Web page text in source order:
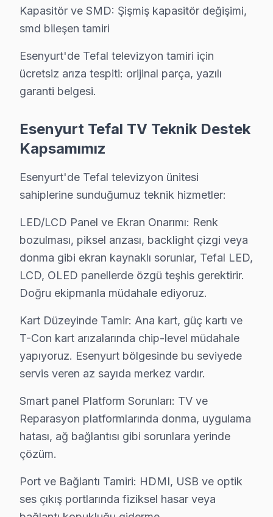
Talatpaşa'da Tefal TV Servisi
Talatpaşa Mahallesi, geniş konut yelpazesi ile dikkat
Turgut Özal'da Tefal TV Servisi
Turgut Özal Mahallesi, hem tarihsel hem de modern
Üçevler Mahallesi, genç nüfusun yoğun olduğu bir
Yenikent Mahallesi, ailelerin bir arada yaşadığı
Yeşilkent Mahallesi, sakin bir yaşam sunarken,
Yunus Emre'de Tefal TV Servisi
Yunus Emre Mahallesi, canlı sosyal etkinlikleriyle
Zafer'de Tefal TV Servisi
Zafer Mahallesi, yaşayanlarına geniş bir aile
Tefal Teknoloji Evrimi ve Tamir Gereklilikleri
Panel veya ekran değişimi, örneğin, 32 inçlik bir
Tüm bu fiyatları etkileyen faktörler arasında garanti
Esenyurt’un elektronik tüketim alışkanlıkları
Fabrika teknik destek’in sunduğu avantajlar
Kapasitör ve SMD: Şişmiş kapasitör değişimi,
smd bileşen tamiri
Esenyurt'de Tefal televizyon tamiri için
ücretsiz arıza tespiti: orijinal parça, yazılı
garanti belgesi.
Esenyurt Tefal TV Teknik Destek
Kapsamımız
Esenyurt'de Tefal televizyon ünitesi
sahiplerine sunduğumuz teknik hizmetler:
LED/LCD Panel ve Ekran Onarımı: Renk
bozulması, piksel arızası, backlight çizgi veya
donma gibi ekran kaynaklı sorunlar, Tefal LED,
LCD, OLED panellerde özgü teşhis gerektirir.
Doğru ekipmanla müdahale ediyoruz.
Kart Düzeyinde Tamir: Ana kart, güç kartı ve
T-Con kart arızalarında chip-level müdahale
yapıyoruz. Esenyurt bölgesinde bu seviyede
servis veren az sayıda merkez vardır.
Smart panel Platform Sorunları: TV ve
Reparasyon platformlarında donma, uygulama
hatası, ağ bağlantısı gibi sorunlara yerinde
çözüm.
Port ve Bağlantı Tamiri: HDMI, USB ve optik
ses çıkış portlarında fiziksel hasar veya